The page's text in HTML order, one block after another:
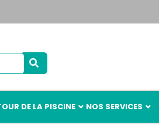
DE LA PISCINE NOS SERVICES